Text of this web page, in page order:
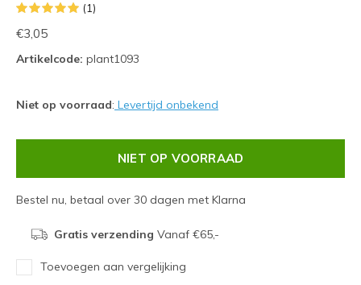
(1)
€3,05
Artikelcode: plant1093
Niet op voorraad: Levertijd onbekend
NIET OP VOORRAAD
Bestel nu, betaal over 30 dagen met Klarna
Gratis verzending Vanaf €65,-
Toevoegen aan vergelijking